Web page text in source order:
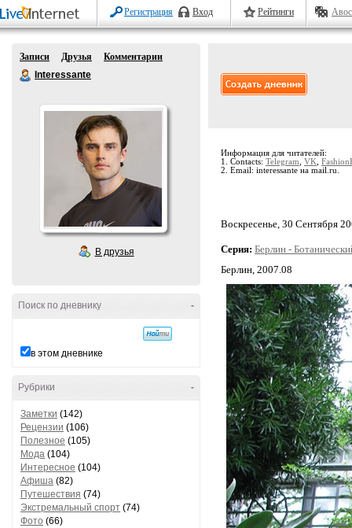
Регистрация Вход Рейтинги
Записи Друзья
Комментарии
Interessante
В друзья
-
Поиск по дневнику
в этом дневнике
-
Рубрики
Заметки (142)
Рецензии (106)
Полезное (105)
Мода (104)
Интересное (104)
Афиша (82)
Путешествия (74)
Экстремальный спорт (74)
Фото (66)
Информация для читателей:
1. Contacts: Telegram VK
2. Email: interessante на mail.ru.
Воскресенье, 30 Сентября
Серия: Берлин -
Берлин, 2007.08